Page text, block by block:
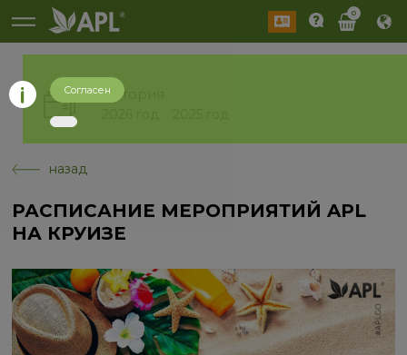
0
История
назад
РАСПИСАНИЕ МЕРОПРИЯТИЙ APL
НА КРУИЗЕ
Согласен